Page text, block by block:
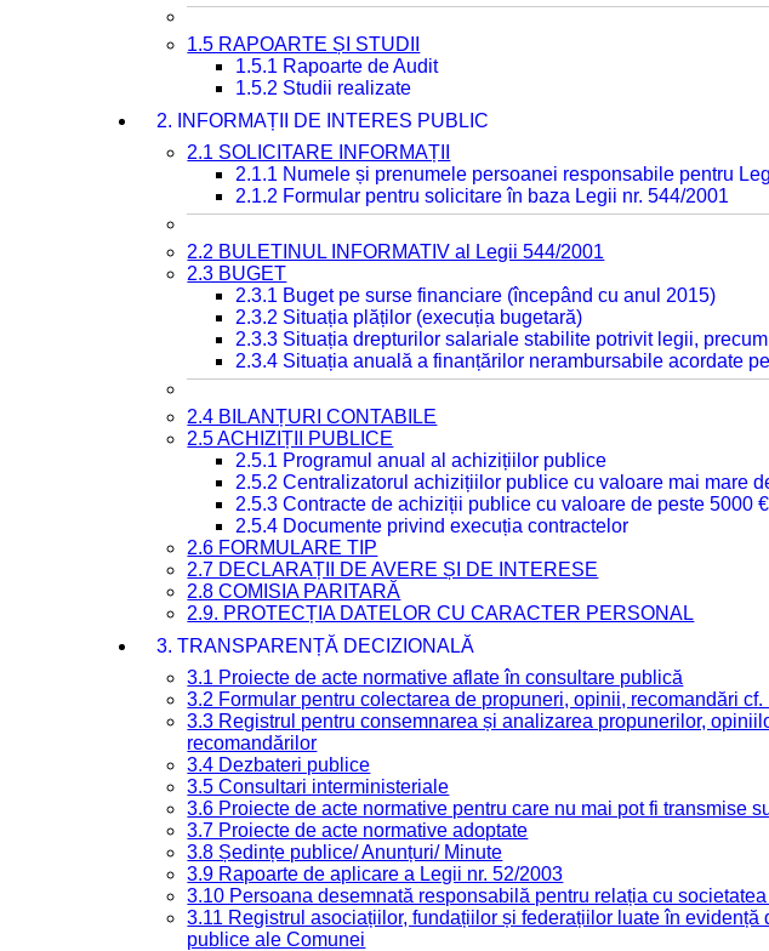
1.5 RAPOARTE ȘI STUDII
1.5.1 Rapoarte de Audit
1.5.2 Studii realizate
2. INFORMAȚII DE INTERES PUBLIC
2.1 SOLICITARE INFORMAȚII
2.1.1 Numele și prenumele persoanei responsabile pentru
2.1.2 Formular pentru solicitare în baza Legii nr. 544/2001
2.2 BULETINUL INFORMATIV al Legii 544/2001
2.3 BUGET
2.3.1 Buget pe surse financiare (începând cu anul 2015)
2.3.2 Situația plăților (execuția bugetară)
2.3.3 Situația drepturilor salariale stabilite potrivit legii,
2.3.4 Situația anuală a finanțărilor nerambursabile acordate
2.4 BILANȚURI CONTABILE
2.5 ACHIZIȚII PUBLICE
2.5.1 Programul anual al achizițiilor publice
2.5.2 Centralizatorul achizițiilor publice cu valoare mai mare
2.5.3 Contracte de achiziții publice cu valoare de peste 5000 €
2.5.4 Documente privind execuția contractelor
2.6 FORMULARE TIP
2.7 DECLARAȚII DE AVERE ȘI DE INTERESE
2.8 COMISIA PARITARĂ
2.9. PROTECȚIA DATELOR CU CARACTER PERSONAL
3. TRANSPARENȚĂ DECIZIONALĂ
3.1 Proiecte de acte normative aflate în consultare publică
3.2 Formular pentru colectarea de propuneri, opinii, recomandări cf.
3.3 Registrul pentru consemnarea și analizarea propunerilor,
recomandărilor
3.4 Dezbateri publice
3.5 Consultari interministeriale
3.6 Proiecte de acte normative pentru care nu mai pot fi transmise
3.7 Proiecte de acte normative adoptate
3.8 Ședințe publice/ Anunțuri/ Minute
3.9 Rapoarte de aplicare a Legii nr. 52/2003
3.10 Persoana desemnată responsabilă pentru relația cu
3.11 Registrul asociațiilor, fundațiilor și federațiilor luate în evidență
publice ale Comunei